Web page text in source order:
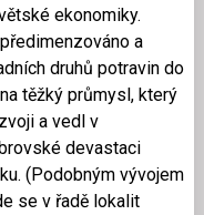
ekonomiky.
a
druhů potravin do
těžký průmysl, který
a vedl v
devastaci
(Podobným vývojem
se v řadě lokalit